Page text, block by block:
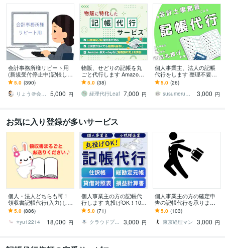
会計事務所様リピート用
(新規受付停止中)記帳しま
す freee・MF・弥生会計2
4～26で対応可
5.0 (390)
りょう＠会計サポート（新規受付停止中）
5,000 円
物販、せどりの記帳を丸
ごと代行します Amazo
n、メルカリ、ebay等の売
上正確にお出しします！
5.0 (38)
経理代行Leaf 7,000 円
個人事業主、法人の記帳
代行をします 整理不要！
資料は丸投げで大丈夫で
す！
5.0 (26)
susumeru会計
3,000 円
お気に入り登録が多いサービス
個人・法人どちらも可！
領収書記帳代行(入力)しま
す 弥生会計・freee・マネ
ーフォワード・エクセル
対応可！
5.0 (886)
⭐️yu12214
18,000 円
個人事業主の方の記帳代
行します 丸投げOK！10年
以上の経理経験者
5.0 (71)
クラウドプラス会計
3,000 円
個人事業主の方の確定申
告の記帳代行を承ります 1
0年以上の実務経験を生か
して皆様のニーズにお応
えします
5.0 (103)
東京経理マン
3,000 円